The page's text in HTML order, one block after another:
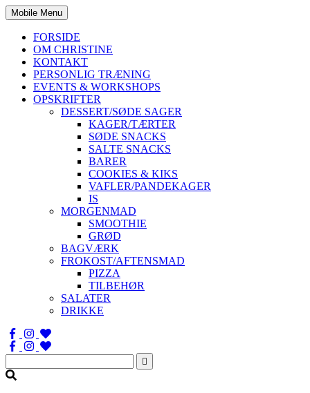
Mobile Menu
FORSIDE
OM CHRISTINE
KONTAKT
PERSONLIG TRÆNING
EVENTS & WORKSHOPS
OPSKRIFTER
DESSERT/SØDE SAGER
KAGER/TÆRTER
SØDE SNACKS
SALTE SNACKS
BARER
COOKIES & KIKS
VAFLER/PANDEKAGER
IS
MORGENMAD
SMOOTHIE
GRØD
BAGVÆRK
FROKOST/AFTENSMAD
PIZZA
TILBEHØR
SALATER
DRIKKE
Søg
efter: